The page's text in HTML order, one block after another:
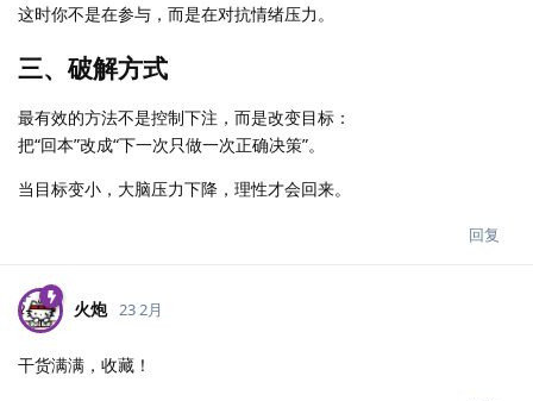
这时你不是在参与，而是在对抗情绪压力。
三、破解方式
最有效的方法不是控制下注，而是改变目标：
把“回本”改成“下一次只做一次正确决策”。
当目标变小，大脑压力下降，理性才会回来。
回复
火炮 23 2月
干货满满，收藏！